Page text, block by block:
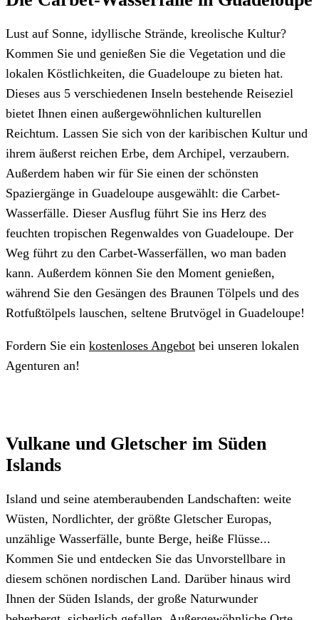
Lust auf Sonne, idyllische Strände, kreolische Kultur?
Kommen Sie und genießen Sie die Vegetation und die
lokalen Köstlichkeiten, die Guadeloupe zu bieten hat.
Dieses aus 5 verschiedenen Inseln bestehende Reiseziel
bietet Ihnen einen außergewöhnlichen kulturellen
Reichtum. Lassen Sie sich von der karibischen Kultur und
ihrem äußerst reichen Erbe, dem Archipel, verzaubern.
Außerdem haben wir für Sie einen der schönsten
Spaziergänge in Guadeloupe ausgewählt: die Carbet-
Wasserfälle. Dieser Ausflug führt Sie ins Herz des
feuchten tropischen Regenwaldes von Guadeloupe. Der
Weg führt zu den Carbet-Wasserfällen, wo man baden
kann. Außerdem können Sie den Moment genießen,
während Sie den Gesängen des Braunen Tölpels und des
Rotfußtölpels lauschen, seltene Brutvögel in Guadeloupe!
Fordern Sie ein kostenloses Angebot bei unseren lokalen
Agenturen an!
Vulkane und Gletscher im Süden
Islands
Island und seine atemberaubenden Landschaften: weite
Wüsten, Nordlichter, der größte Gletscher Europas,
unzählige Wasserfälle, bunte Berge, heiße Flüsse...
Kommen Sie und entdecken Sie das Unvorstellbare in
diesem schönen nordischen Land. Darüber hinaus wird
Ihnen der Süden Islands, der große Naturwunder